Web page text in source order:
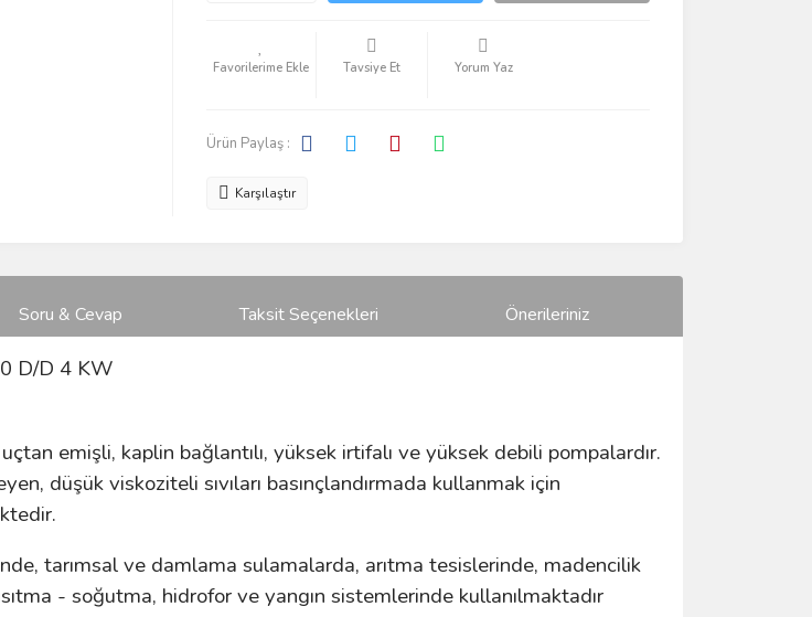
Tavsiye Et Yorum Yaz
Ürün Paylaş :
Karşılaştır
Soru & Cevap Taksit Seçenekleri Önerileriniz
D/D 4 KW
emişli, kaplin bağlantılı, yüksek irtifalı ve yüksek debili pompalardır.
düşük viskoziteli sıvıları basınçlandırmada kullanmak için
tarımsal ve damlama sulamalarda, arıtma tesislerinde, madencilik
- soğutma, hidrofor ve yangın sistemlerinde kullanılmaktadır